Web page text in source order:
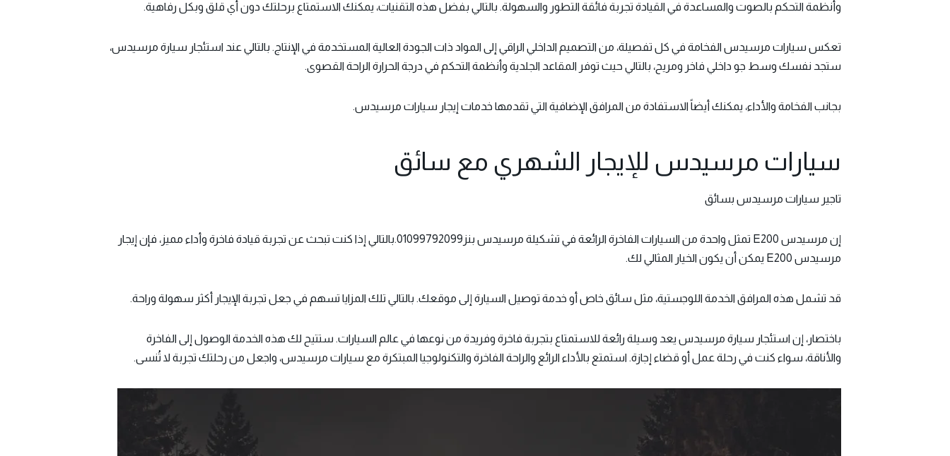
وأنظمة التحكم بالصوت والمساعدة في القيادة تجربة فائقة التطور والسهولة. بالتالي بفضل هذه التقنيات، يمكنك الاستمتاع برحلتك دون أي قلق وبكل رفاهية.
تعكس سيارات مرسيدس الفخامة في كل تفصيلة، من التصميم الداخلي الراقي إلى المواد ذات الجودة العالية المستخدمة في الإنتاج. بالتالي عند استئجار سيارة مرسيدس،
ستجد نفسك وسط جو داخلي فاخر ومريح، بالتالي حيث توفر المقاعد الجلدية وأنظمة التحكم في درجة الحرارة الراحة القصوى.
بجانب الفخامة والأداء، يمكنك أيضاً الاستفادة من المرافق الإضافية التي تقدمها خدمات إيجار سيارات مرسيدس.
سيارات مرسيدس للإيجار الشهري مع سائق
تاجير سيارات مرسيدس بسائق
إن مرسيدس E200 تمثل واحدة من السيارات الفاخرة الرائعة في تشكيلة مرسيدس بنز01099792099.بالتالي إذا كنت تبحث عن تجربة قيادة فاخرة وأداء مميز، فإن إيجار
مرسيدس E200 يمكن أن يكون الخيار المثالي لك.
قد تشمل هذه المرافق الخدمة اللوجستية، مثل سائق خاص أو خدمة توصيل السيارة إلى موقعك. بالتالي تلك المزايا تسهم في جعل تجربة الإيجار أكثر سهولة وراحة.
باختصار، إن استئجار سيارة مرسيدس يعد وسيلة رائعة للاستمتاع بتجربة فاخرة وفريدة من نوعها في عالم السيارات. ستتيح لك هذه الخدمة الوصول إلى الفاخرة
والأناقة، سواء كنت في رحلة عمل أو قضاء إجازة. استمتع بالأداء الرائع والراحة الفاخرة والتكنولوجيا المبتكرة مع سيارات مرسيدس، واجعل من رحلتك تجربة لا تُنسى.